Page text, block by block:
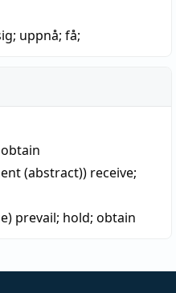
; uppnå; få;
obtain
(abstract)) receive;
prevail; hold; obtain